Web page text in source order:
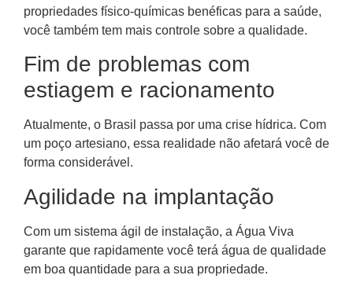
propriedades físico-químicas benéficas para a saúde,
você também tem mais controle sobre a qualidade.
Fim de problemas com
estiagem e racionamento
Atualmente, o Brasil passa por uma crise hídrica. Com
um poço artesiano, essa realidade não afetará você de
forma considerável.
Agilidade na implantação
Com um sistema ágil de instalação, a Água Viva
garante que rapidamente você terá água de qualidade
em boa quantidade para a sua propriedade.